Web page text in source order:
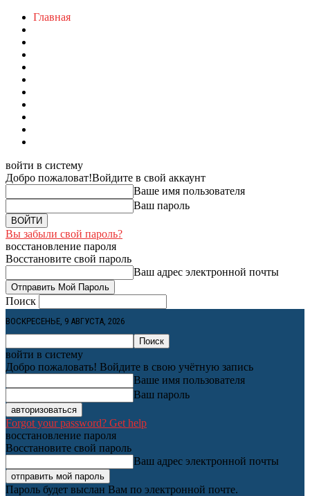
Главная
войти в систему
Добро пожаловат!Войдите в свой аккаунт
Ваше имя пользователя
Ваш пароль
Вы забыли свой пароль?
восстановление пароля
Восстановите свой пароль
Ваш адрес электронной почты
Поиск
ВОСКРЕСЕНЬЕ, 9 АВГУСТА, 2026
войти в систему
Добро пожаловать! Войдите в свою учётную запись
Ваше имя пользователя
Ваш пароль
Forgot your password? Get help
восстановление пароля
Восстановите свой пароль
Ваш адрес электронной почты
Пароль будет выслан Вам по электронной почте.